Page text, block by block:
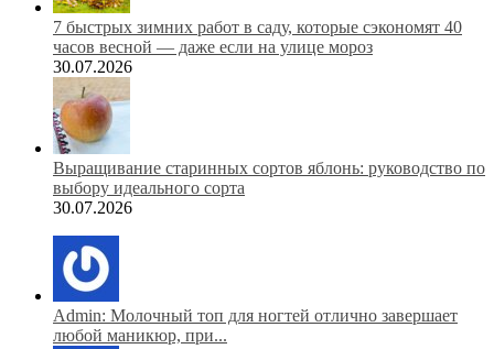
7 быстрых зимних работ в саду, которые сэкономят 40
часов весной — даже если на улице мороз
30.07.2026
Выращивание старинных сортов яблонь: руководство по
выбору идеального сорта
30.07.2026
Admin: Молочный топ для ногтей отлично завершает
любой маникюр, при...